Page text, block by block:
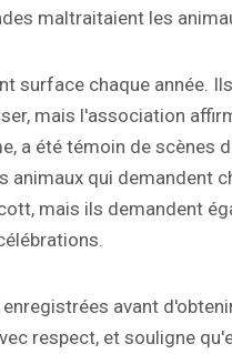
maltraitaient les
surface chaque année.
mais l'association
a été témoin de scènes
animaux qui demandent
mais ils demandent
avant
respect, et souligne